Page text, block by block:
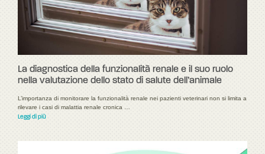
La diagnostica della funzionalità renale e il suo ruolo
nella valutazione dello stato di salute dell’animale
L’importanza di monitorare la funzionalità renale nei pazienti veterinari non si limita a
rilevare i casi di malattia renale cronica …
Leggi di più